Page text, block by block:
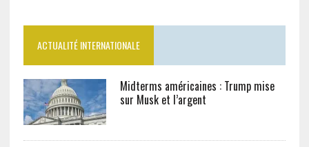
ACTUALITÉ INTERNATIONALE
Midterms américaines : Trump mise
sur Musk et l’argent